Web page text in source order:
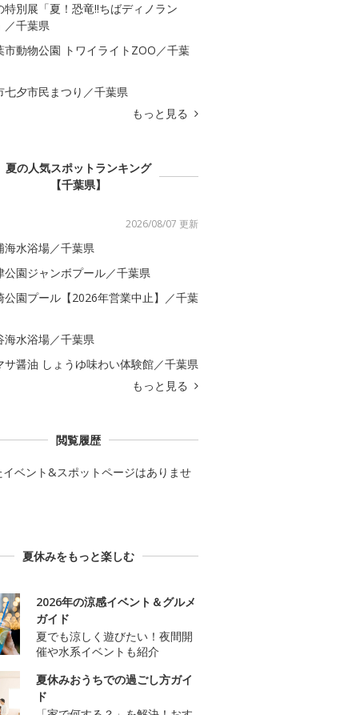
特別展「夏！恐竜!!ちばディノラン
／千葉県
市動物公園 トワイライトZOO／千葉
七夕市民まつり／千葉県
もっと見る
夏の人気スポットランキング
【千葉県】
2026/08/07 更新
海水浴場／千葉県
公園ジャンボプール／千葉県
公園プール【2026年営業中止】／千葉
海水浴場／千葉県
サ醤油 しょうゆ味わい体験館／千葉県
もっと見る
閲覧履歴
イベント&スポットページはありませ
夏休みをもっと楽しむ
2026年の涼感イベント＆グルメ
ガイド
夏でも涼しく遊びたい！夜間開
催や水系イベントも紹介
夏休みおうちでの過ごし方ガイ
ド